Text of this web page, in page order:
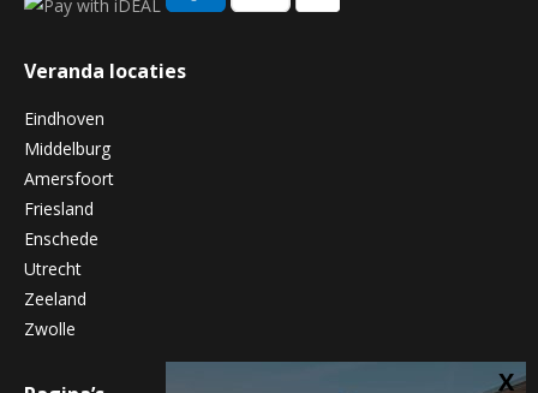
Veranda locaties
Eindhoven
Middelburg
Amersfoort
Friesland
Enschede
Utrecht
Zeeland
Zwolle